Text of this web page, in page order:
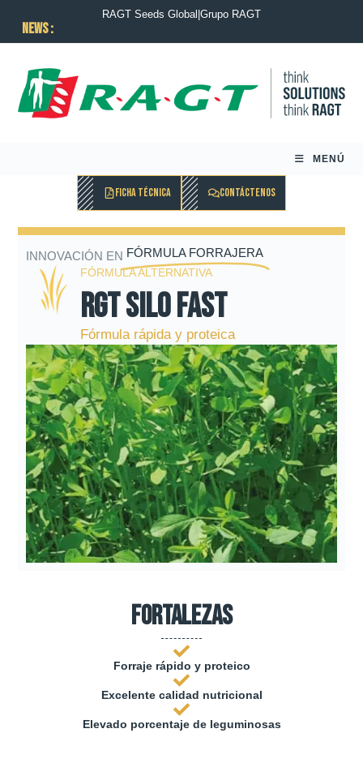
News :
RAGT Seeds Global Grupo RAGT
MENÚ
FICHA TÉCNICA CONTÁCTENOS
INNOVACIÓN EN FÓRMULA FORRAJERA
FÓRMULA ALTERNATIVA
RGT SILO FAST
Fórmula rápida y proteica
Fortalezas
Forraje rápido y proteico
Excelente calidad nutricional
Elevado porcentaje de leguminosas